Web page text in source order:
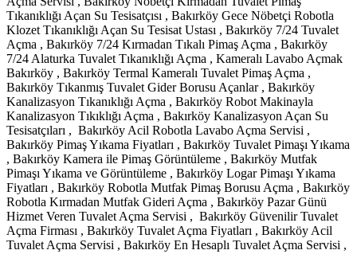
Tıkanıklığı Açan Su Tesisatçısı , Bakırköy Gece Nöbetçi Robotla
Klozet Tıkanıklığı Açan Su Tesisat Ustası , Bakırköy 7/24 Tuvalet
Açma , Bakırköy 7/24 Kırmadan Tıkalı Pimaş Açma , Bakırköy
7/24 Alaturka Tuvalet Tıkanıklığı Açma , Kameralı Lavabo Açmak
Bakırköy , Bakırköy Termal Kameralı Tuvalet Pimaş Açma ,
Bakırköy Tıkanmış Tuvalet Gider Borusu Açanlar , Bakırköy
Kanalizasyon Tıkanıklığı Açma , Bakırköy Robot Makinayla
Kanalizasyon Tıkıklığı Açma , Bakırköy Kanalizasyon Açan Su
Tesisatçıları , Bakırköy Acil Robotla Lavabo Açma Servisi ,
Bakırköy Pimaş Yıkama Fiyatları , Bakırköy Tuvalet Pimaşı Yıkama
, Bakırköy Kamera ile Pimaş Görüntüleme , Bakırköy Mutfak
Pimaşı Yıkama ve Görüntüleme , Bakırköy Logar Pimaşı Yıkama
Fiyatları , Bakırköy Robotla Mutfak Pimaş Borusu Açma , Bakırköy
Robotla Kırmadan Mutfak Gideri Açma , Bakırköy Pazar Günü
Hizmet Veren Tuvalet Açma Servisi , Bakırköy Güvenilir Tuvalet
Açma Firması , Bakırköy Tuvalet Açma Fiyatları , Bakırköy Acil
Tuvalet Açma Servisi , Bakırköy En Hesaplı Tuvalet Açma Servisi ,